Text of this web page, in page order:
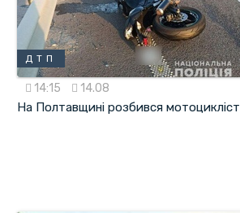
ДТП
14:15 14.08
На Полтавщині розбився мотоцикліст